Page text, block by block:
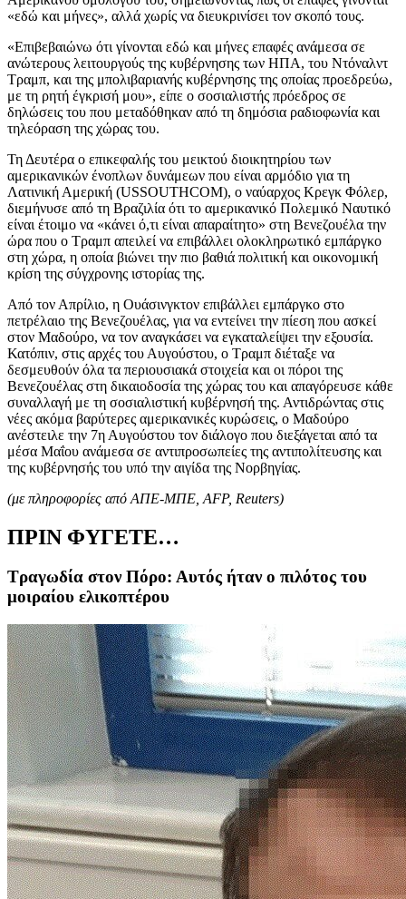
«εδώ και μήνες», αλλά χωρίς να διευκρινίσει τον σκοπό τους.
«Επιβεβαιώνω ότι γίνονται εδώ και μήνες επαφές ανάμεσα σε
ανώτερους λειτουργούς της κυβέρνησης των ΗΠΑ, του Ντόναλντ
Τραμπ, και της μπολιβαριανής κυβέρνησης της οποίας προεδρεύω,
με τη ρητή έγκρισή μου», είπε ο σοσιαλιστής πρόεδρος σε
δηλώσεις του που μεταδόθηκαν από τη δημόσια ραδιοφωνία και
τηλεόραση της χώρας του.
Τη Δευτέρα ο επικεφαλής του μεικτού διοικητηρίου των
αμερικανικών ένοπλων δυνάμεων που είναι αρμόδιο για τη
Λατινική Αμερική (USSOUTHCOM), ο ναύαρχος Κρεγκ Φόλερ,
διεμήνυσε από τη Βραζιλία ότι το αμερικανικό Πολεμικό Ναυτικό
είναι έτοιμο να «κάνει ό,τι είναι απαραίτητο» στη Βενεζουέλα την
ώρα που ο Τραμπ απειλεί να επιβάλλει ολοκληρωτικό εμπάργκο
στη χώρα, η οποία βιώνει την πιο βαθιά πολιτική και οικονομική
κρίση της σύγχρονης ιστορίας της.
Από τον Απρίλιο, η Ουάσινγκτον επιβάλλει εμπάργκο στο
πετρέλαιο της Βενεζουέλας, για να εντείνει την πίεση που ασκεί
στον Μαδούρο, να τον αναγκάσει να εγκαταλείψει την εξουσία.
Κατόπιν, στις αρχές του Αυγούστου, ο Τραμπ διέταξε να
δεσμευθούν όλα τα περιουσιακά στοιχεία και οι πόροι της
Βενεζουέλας στη δικαιοδοσία της χώρας του και απαγόρευσε κάθε
συναλλαγή με τη σοσιαλιστική κυβέρνησή της. Αντιδρώντας στις
νέες ακόμα βαρύτερες αμερικανικές κυρώσεις, ο Μαδούρο
ανέστειλε την 7η Αυγούστου τον διάλογο που διεξάγεται από τα
μέσα Μαΐου ανάμεσα σε αντιπροσωπείες της αντιπολίτευσης και
της κυβέρνησής του υπό την αιγίδα της Νορβηγίας.
(με πληροφορίες από ΑΠΕ-ΜΠΕ, AFP, Reuters)
ΠΡΙΝ ΦΥΓΕΤΕ…
Τραγωδία στον Πόρο: Αυτός ήταν ο πιλότος του
μοιραίου ελικοπτέρου